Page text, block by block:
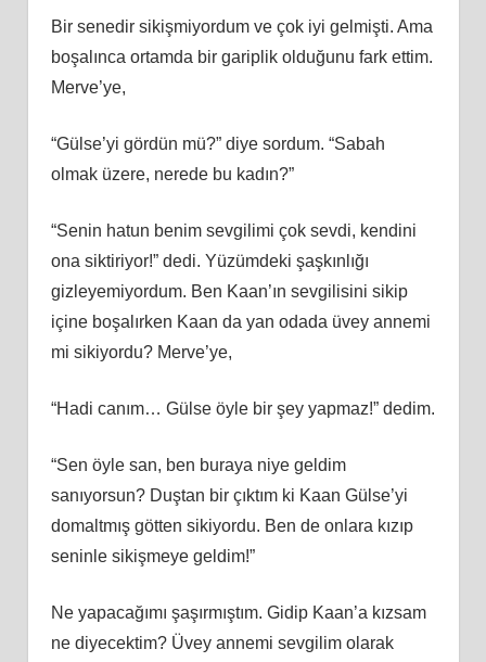
Bir senedir sikişmiyordum ve çok iyi gelmişti. Ama
boşalınca ortamda bir gariplik olduğunu fark ettim.
Merve’ye,
“Gülse’yi gördün mü?” diye sordum. “Sabah
olmak üzere, nerede bu kadın?”
“Senin hatun benim sevgilimi çok sevdi, kendini
ona siktiriyor!” dedi. Yüzümdeki şaşkınlığı
gizleyemiyordum. Ben Kaan’ın sevgilisini sikip
içine boşalırken Kaan da yan odada üvey annemi
mi sikiyordu? Merve’ye,
“Hadi canım… Gülse öyle bir şey yapmaz!” dedim.
“Sen öyle san, ben buraya niye geldim
sanıyorsun? Duştan bir çıktım ki Kaan Gülse’yi
domaltmış götten sikiyordu. Ben de onlara kızıp
seninle sikişmeye geldim!”
Ne yapacağımı şaşırmıştım. Gidip Kaan’a kızsam
ne diyecektim? Üvey annemi sevgilim olarak